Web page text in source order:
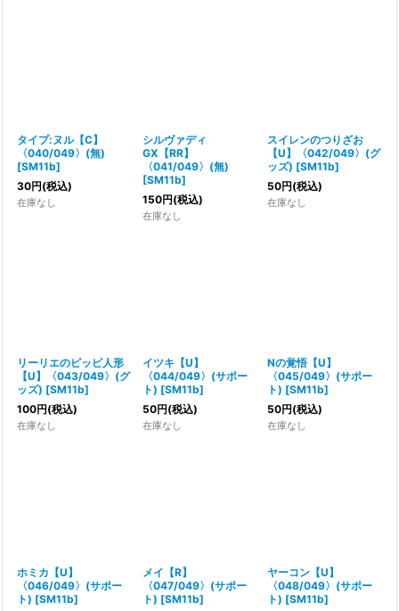
タイプ:ヌル【C】
〈040/049〉(無)
[SM11b]
30円(税込)
在庫なし
シルヴァディ
GX【RR】
〈041/049〉(無)
[SM11b]
150円(税込)
在庫なし
スイレンのつりざお
【U】〈042/049〉(グ
ッズ) [SM11b]
50円(税込)
在庫なし
リーリエのピッピ人形
【U】〈043/049〉(グ
ッズ) [SM11b]
100円(税込)
在庫なし
イツキ【U】
〈044/049〉(サポー
ト) [SM11b]
50円(税込)
在庫なし
Nの覚悟【U】
〈045/049〉(サポー
ト) [SM11b]
50円(税込)
在庫なし
ホミカ【U】
〈046/049〉(サポー
ト) [SM11b]
メイ【R】
〈047/049〉(サポー
ト) [SM11b]
ヤーコン【U】
〈048/049〉(サポー
ト) [SM11b]